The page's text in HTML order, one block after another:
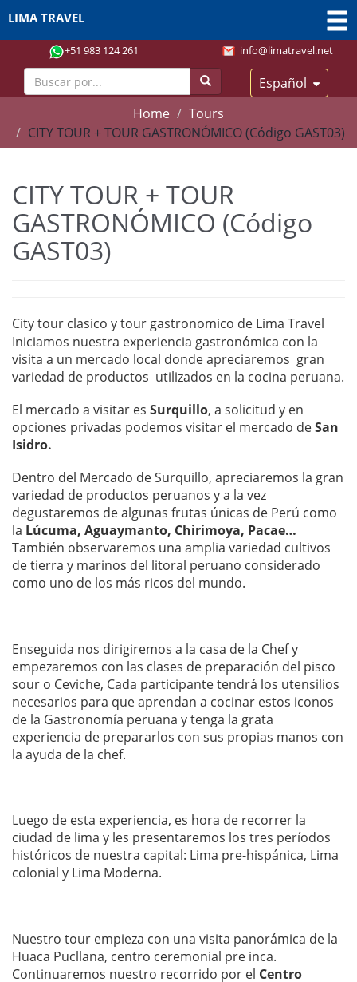
+51 983 124 261 info@limatravel.net
Español
LIMA TRAVEL
Home
Tours
CITY TOUR + TOUR GASTRONÓMICO (Código GAST03)
CITY TOUR + TOUR
GASTRONÓMICO (Código
GAST03)
City tour clasico y tour gastronomico de Lima Travel
Iniciamos nuestra experiencia gastronómica con la
visita a un mercado local donde apreciaremos gran
variedad de productos utilizados en la cocina peruana.
El mercado a visitar es Surquillo, a solicitud y en
opciones privadas podemos visitar el mercado deSan
Isidro.
Dentro del Mercado de Surquillo, apreciaremos la gran
variedad de productos peruanos y a la vez
degustaremos de algunas frutas únicas de Perú como
la Lúcuma, Aguaymanto, Chirimoya, Pacae…
También observaremos una amplia variedad cultivos
de tierra y marinos del litoral peruano considerado
como uno de los más ricos del mundo.
Enseguida nos dirigiremos a la casa de la Chef y
empezaremos con las clases de preparación del pisco
sour o Ceviche, Cada participante tendrá los utensilios
necesarios para que aprendan a cocinar estos iconos
de la Gastronomía peruana y tenga la grata
experiencia de prepararlos con sus propias manos con
la ayuda de la chef.
Luego de esta experiencia, es hora de recorrer la
ciudad de lima y les presentaremos los tres períodos
históricos de nuestra capital: Lima pre-hispánica, Lima
colonial y Lima Moderna.
Nuestro tour empieza con una visita panorámica de la
Huaca Pucllana, centro ceremonial pre inca.
Continuaremos nuestro recorrido por el Centro